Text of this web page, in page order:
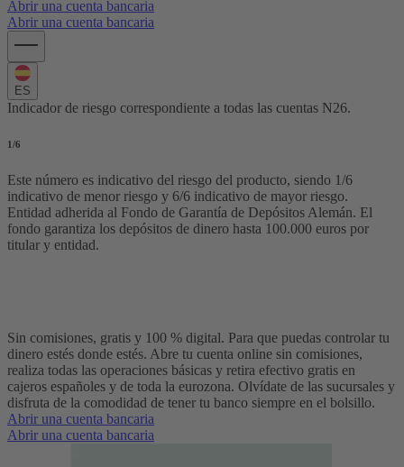
Abrir una cuenta bancaria
Abrir una cuenta bancaria
ES
Indicador de riesgo correspondiente a todas las cuentas N26.
1 /6
Este número es indicativo del riesgo del producto, siendo 1/6
indicativo de menor riesgo y 6/6 indicativo de mayor riesgo.
Entidad adherida al Fondo de Garantía de Depósitos Alemán. El
fondo garantiza los depósitos de dinero hasta 100.000 euros por
titular y entidad.
Sin comisiones, gratis y 100 % digital. Para que puedas controlar tu
dinero estés donde estés. Abre tu cuenta online sin comisiones,
realiza todas las operaciones básicas y retira efectivo gratis en
cajeros españoles y de toda la eurozona. Olvídate de las sucursales y
disfruta de la comodidad de tener tu banco siempre en el bolsillo.
Abrir una cuenta bancaria
Abrir una cuenta bancaria